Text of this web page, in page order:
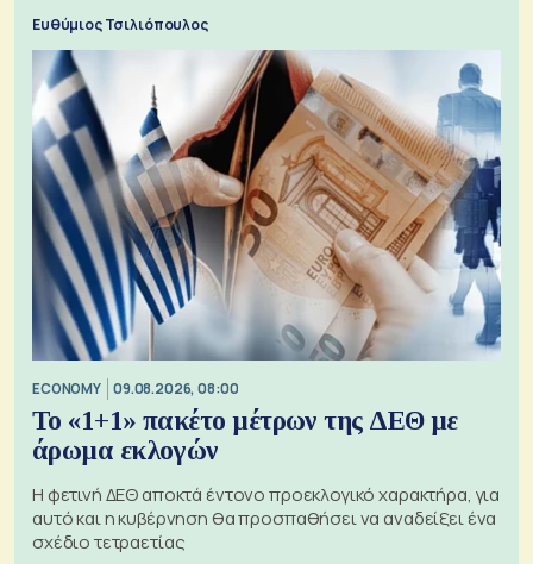
Ευθύμιος Τσιλιόπουλος
ECONOMY 09.08.2026, 08:00
Το «1+1» πακέτο μέτρων της ΔΕΘ με
άρωμα εκλογών
Η φετινή ΔΕΘ αποκτά έντονο προεκλογικό χαρακτήρα, για
αυτό και η κυβέρνηση θα προσπαθήσει να αναδείξει ένα
σχέδιο τετραετίας